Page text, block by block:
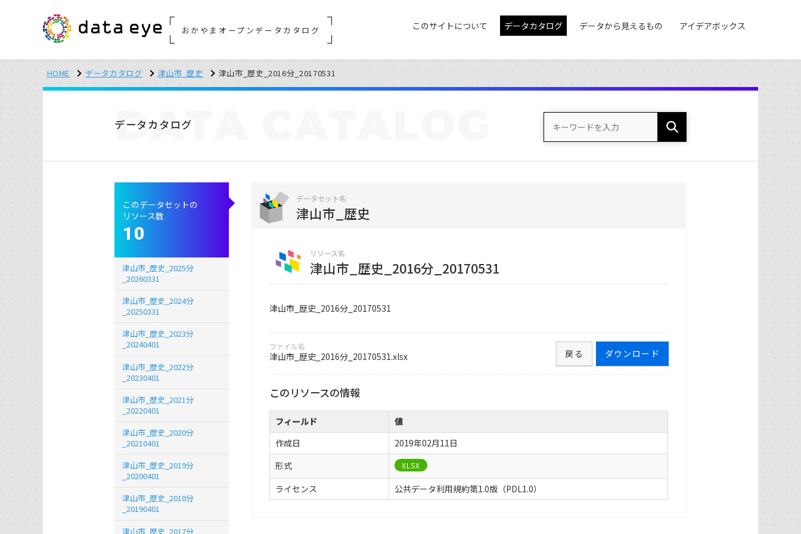
おかやまオープンデータカタログ このサイトについて データカタログ データから見えるもの アイデアボックス
HOME データカタログ 津山市_歴史 津山市_歴史_2016分_20170531
データカタログ
DATA
データセット名
津山市_歴史
リソース名
津山市_歴史_2016分_20170531
津山市_歴史_2016分_20170531
ファイル名
津山市_歴史_2016分_20170531.xlsx ダウンロード
戻る
このリソースの情報
フィールド
値
作成日
2019年02月11日
形式
XLSX
ライセンス 公共データ利用規約第1.0版（PDL1.0）
このデータセットの
リソース数
10
津山市_歴史_2025分
_20260331
津山市_歴史_2024分
_20250331
津山市_歴史_2023分
_20240401
津山市_歴史_2022分
_20230401
津山市_歴史_2021分
_20220401
津山市_歴史_2020分
_20210401
津山市_歴史_2019分
_20200401
津山市_歴史_2018分
_20190401
津山市_歴史_2017分